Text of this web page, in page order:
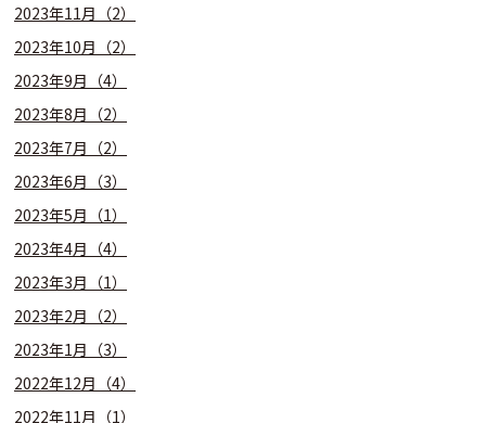
2023年11月（2）
2023年10月（2）
2023年9月（4）
2023年8月（2）
2023年7月（2）
2023年6月（3）
2023年5月（1）
2023年4月（4）
2023年3月（1）
2023年2月（2）
2023年1月（3）
2022年12月（4）
2022年11月（1）